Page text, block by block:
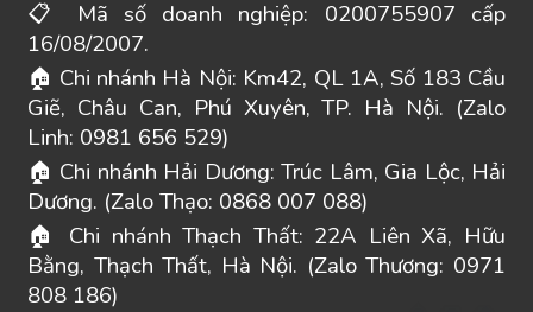
📋
Mã số doanh nghiệp: 0200755907 cấp
16/08/2007.
🏠 Chi nhánh Hà Nội: Km42, QL 1A, Số 183 Cầu
Giẽ, Châu Can, Phú Xuyên, TP. Hà Nội. (Zalo
Linh: 0981 656 529)
🏠 Chi nhánh Hải Dương: Trúc Lâm, Gia Lộc, Hải
Dương. (Zalo Thạo: 0868 007 088)
🏠 Chi nhánh Thạch Thất: 22A Liên Xã, Hữu
Bằng, Thạch Thất, Hà Nội. (Zalo Thương: 0971
808 186)